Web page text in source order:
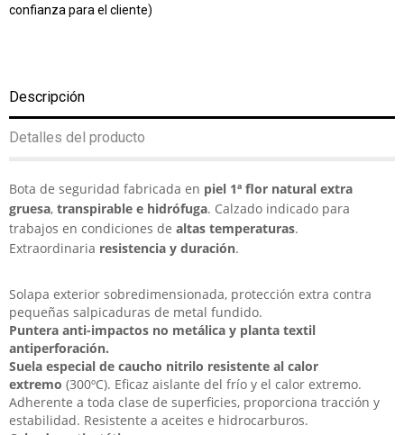
confianza para el cliente)
Descripción
Detalles del producto
Bota de seguridad fabricada en piel 1ª flor natural extra
gruesa, transpirable e hidrófuga. Calzado indicado para
trabajos en condiciones de altas temperaturas.
Extraordinaria resistencia y duración.
Solapa exterior sobredimensionada, protección extra contra
pequeñas salpicaduras de metal fundido.
Puntera anti-impactos no metálica y planta textil
antiperforación.
Suela especial de caucho nitrilo resistente al calor
extremo (300ºC). Eficaz aislante del frío y el calor extremo.
Adherente a toda clase de superficies, proporciona tracción y
estabilidad. Resistente a aceites e hidrocarburos.